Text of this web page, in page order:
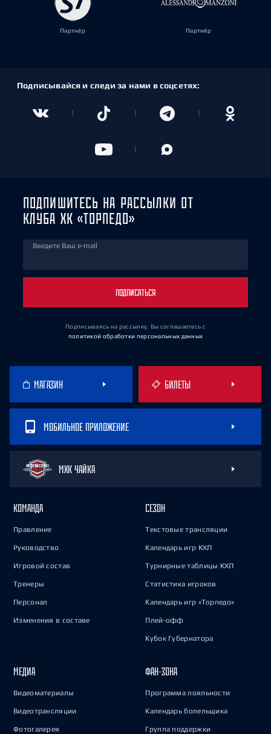
Партнёр Партнёр
Подписывайся и следи за нами в соцсетях:
ПОДПИШИТЕСЬ НА РАССЫЛКИ ОТ
КЛУБА ХК «ТОРПЕДО»
Введите Ваш e-mail
ПОДПИСАТЬСЯ
Подписываясь на рассылку, Вы соглашаетесь с
политикой обработки персональных данных
МАГАЗИН БИЛЕТЫ
МОБИЛЬНОЕ ПРИЛОЖЕНИЕ
МХК ЧАЙКА
КОМАНДА
Правление
Руководство
Игровой состав
Тренеры
Персонал
Изменения в составе
СЕЗОН
Текстовые трансляции
Календарь игр КХЛ
Турнирные таблицы КХЛ
Статистика игроков
Календарь игр «Торпедо»
Плей-офф
Кубок Губернатора
МЕДИА
Видеоматериалы
Видеотрансляции
Фотогалерея
ФАН-ЗОНА
Программа лояльности
Календарь болельщика
Группа поддержки